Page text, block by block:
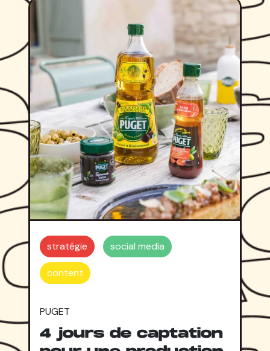
stratégie social media
content
PUGET
4 jours de captation